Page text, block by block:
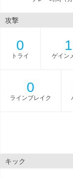
攻撃
0
トライ ゲイン
0
ラインブレイク
キック